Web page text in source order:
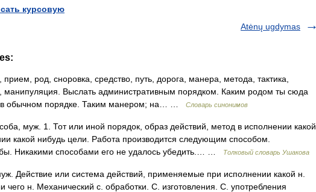
курсовую
Atėnų ugdymas
род, сноровка, средство, путь, дорога, манера, метода, тактика,
манипуляция. Выслать административным порядком. Каким родом ты сюда
в обычном порядке. Таким манером; на… …
Словарь синонимов
муж. 1. Тот или иной порядок, образ действий, метод в исполнении какой
какой нибудь цели. Работа производится следующим способом.
Никакими способами его не удалось убедить.… …
Толковый словарь Ушакова
Действие или система действий, применяемые при исполнении какой н.
чего н. Механический с. обработки. С. изготовления. С. употребления